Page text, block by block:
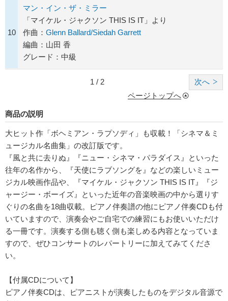
10
マン・イン・ザ・ミラー
「マイケル・ジャクソン THIS IS IT」より
作曲： Glenn Ballard/Siedah Garrett
編曲：山田 香
グレード：中級
次へ
1 / 2
ページトップへ
商品の説明
大ヒット作「ボヘミアン・ラプソディ」も収載！「シネマ＆ミ
ュージカル名曲集」の改訂版です。
『風と共に去りぬ』『ニュー・シネマ・パラダイス』といった
往年の名作から、『天使にラブソングを』などの楽しいミュー
ジカル映画作品や、『マイケル・ジャクソン THIS IS IT』『ジ
ャージー・ボーイズ』といった近年の音楽映画の中から選りす
ぐりの名曲を18曲収載。ピアノ伴奏譜の他にピアノ伴奏CDも付
いていますので、演奏会やご自宅での練習にもお使いいただけ
る一冊です。演奏する側も聴く側も楽しめる内容となっていま
すので、ぜひコンサートのレパートリーに加えてみてくださ
い。
【付属CDについて】
ピアノ伴奏CDは、ピアニストが演奏したものをデジタル音源で